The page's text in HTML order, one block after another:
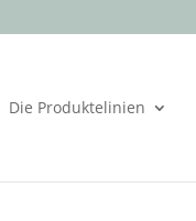
Die Produktelinien